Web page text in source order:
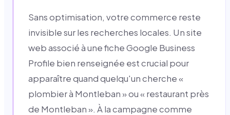
Sans optimisation, votre commerce reste
invisible sur les recherches locales. Un site
web associé à une fiche Google Business
Profile bien renseignée est crucial pour
apparaître quand quelqu'un cherche «
plombier à Montleban » ou « restaurant près
de Montleban ». À la campagne comme